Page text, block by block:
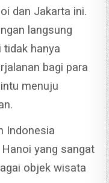
dan Jakarta ini.
langsung
tidak hanya
bagi para
menuju
Indonesia
yang sangat
objek wisata